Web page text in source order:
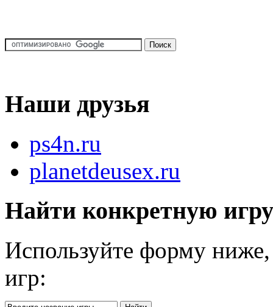
Наши друзья
ps4n.ru
planetdeusex.ru
Найти конкретную
Используйте форму
игр: